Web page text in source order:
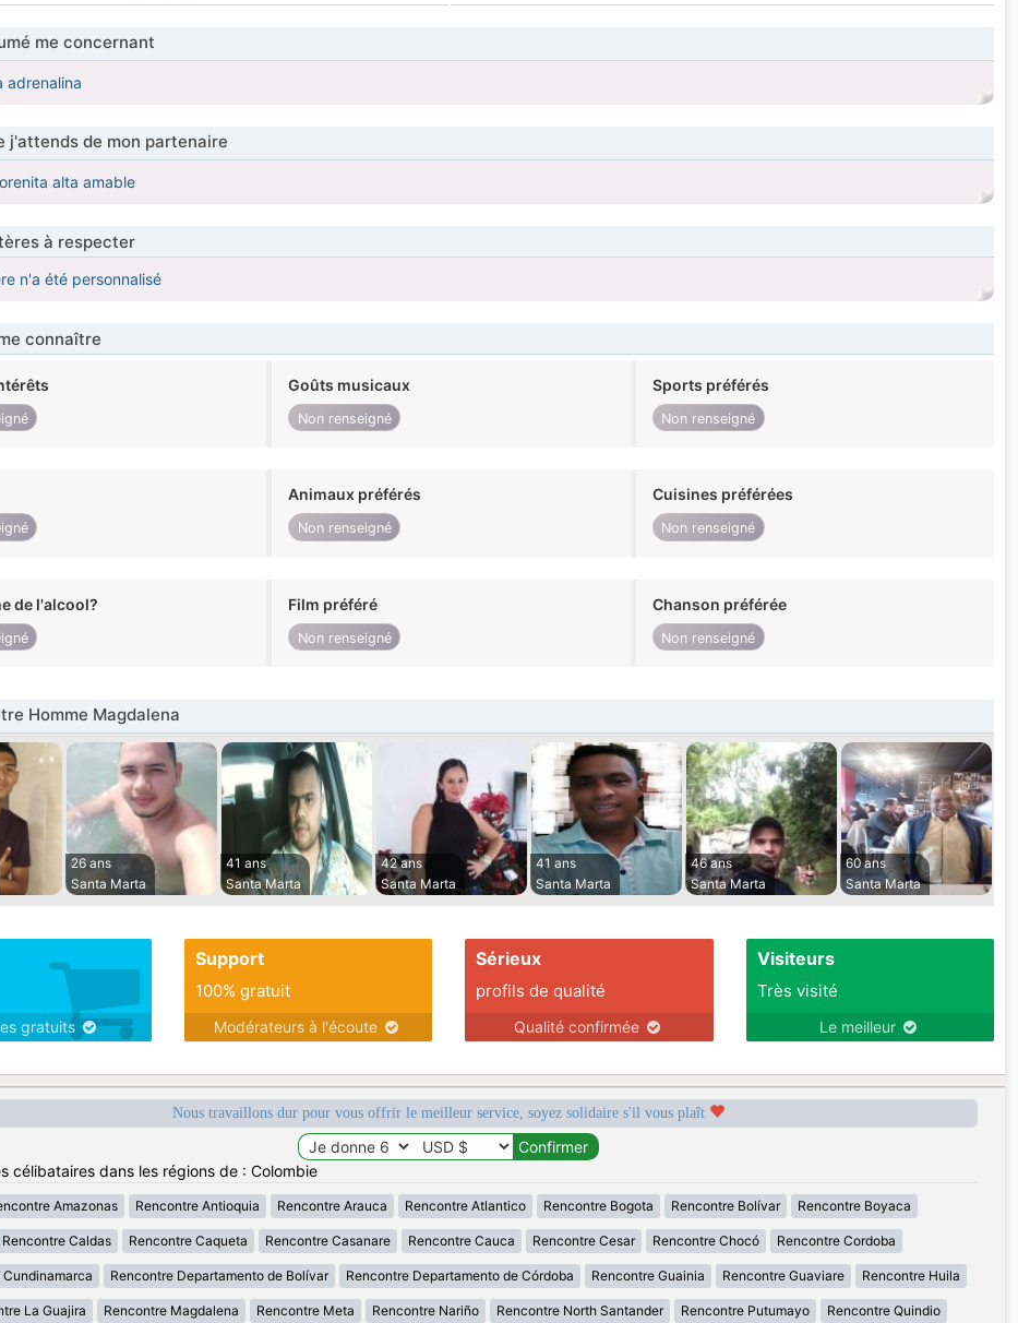
me concernant
adrenalina
j'attends de mon partenaire
alta amable
à respecter
n'a été personnalisé
connaître
Goûts musicaux
Non renseigné
Sports préférés
Non renseigné
Animaux préférés
Non renseigné
Cuisines préférées
Non renseigné
de l'alcool? Film préféré
Non renseigné
Chanson préférée
Non renseigné
Homme Magdalena
26 ans
Santa Marta
41 ans
Santa Marta
42 ans
Santa Marta
41 ans
Santa Marta
46 ans
Santa Marta
60 ans
Santa Marta
gratuits
Support
100% gratuit
Modérateurs à l'écoute
Sérieux
profils de qualité
Qualité confirmée
Visiteurs
Très visité
Le meilleur
Nous travaillons dur pour vous offrir le meilleur service, soyez solidaire s'il vous plaît
célibataires dans les régions de : Colombie
Amazonas Rencontre Antioquia Rencontre Arauca Rencontre Atlantico Rencontre Bogota Rencontre Bolívar Rencontre Boyaca
Rencontre Caldas Rencontre Caqueta Rencontre Casanare Rencontre Cauca Rencontre Cesar Rencontre Chocó Rencontre Cordoba
Cundinamarca Rencontre Departamento de Bolívar Rencontre Departamento de Córdoba Rencontre Guainia Rencontre Guaviare Rencontre Huila
La Guajira Rencontre Magdalena Rencontre Meta Rencontre Nariño Rencontre North Santander Rencontre Putumayo Rencontre Quindio